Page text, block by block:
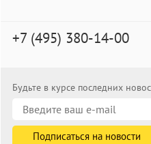
+7 (495) 380-14-00
Будьте в курсе последних